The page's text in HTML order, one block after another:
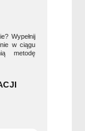
Wypełnij
w ciągu
metodę